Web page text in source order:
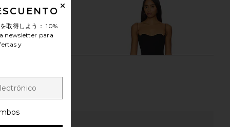
取得しよう：10%
newsletter para
y